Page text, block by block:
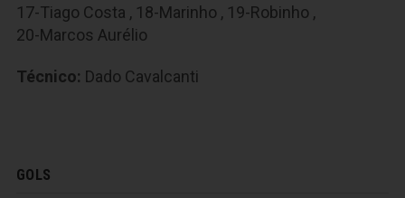
17-Tiago Costa , 18-Marinho , 19-Robinho ,
20-Marcos Aurélio
Técnico: Dado Cavalcanti
GOLS